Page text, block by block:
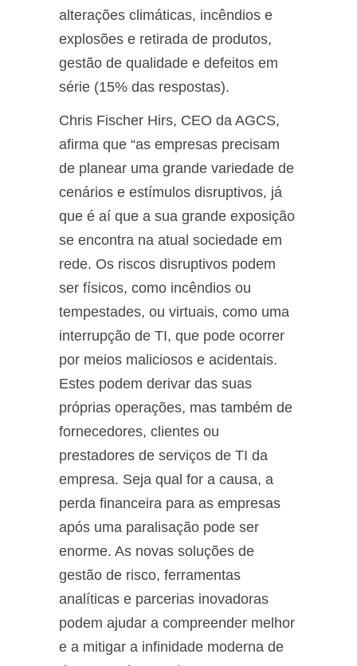
alterações climáticas, incêndios e
explosões e retirada de produtos,
gestão de qualidade e defeitos em
série (15% das respostas).
Chris Fischer Hirs, CEO da AGCS,
afirma que “as empresas precisam
de planear uma grande variedade de
cenários e estímulos disruptivos, já
que é aí que a sua grande exposição
se encontra na atual sociedade em
rede. Os riscos disruptivos podem
ser físicos, como incêndios ou
tempestades, ou virtuais, como uma
interrupção de TI, que pode ocorrer
por meios maliciosos e acidentais.
Estes podem derivar das suas
próprias operações, mas também de
fornecedores, clientes ou
prestadores de serviços de TI da
empresa. Seja qual for a causa, a
perda financeira para as empresas
após uma paralisação pode ser
enorme. As novas soluções de
gestão de risco, ferramentas
analíticas e parcerias inovadoras
podem ajudar a compreender melhor
e a mitigar a infinidade moderna de